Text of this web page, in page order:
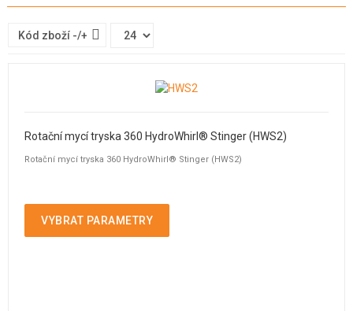
Kód zboží -/+
Rotační mycí tryska 360 HydroWhirl® Stinger (HWS2)
Rotační mycí tryska 360 HydroWhirl® Stinger (HWS2)
VYBRAT PARAMETRY